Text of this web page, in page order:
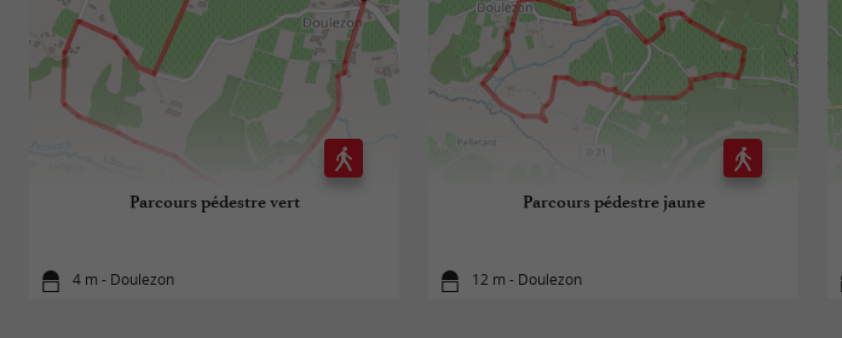
Parcours pédestre vert
4 m - Doulezon
Parcours pédestre jaune
12 m - Doulezon